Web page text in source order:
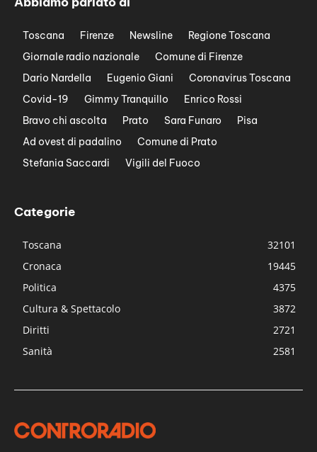
Toscana Firenze Newsline
Regione Toscana
Giornale radio nazionale
Comune di Firenze
Dario Nardella
Eugenio Giani
Coronavirus Toscana
Covid-19
Gimmy Tranquillo
Enrico Rossi
Bravo chi ascolta
Prato Sara Funaro
Pisa
Ad ovest di padalino
Comune di Prato
Stefania Saccardi
Vigili del Fuoco
Categorie
Toscana
32101
Cronaca
19445
Politica
4375
Cultura & Spettacolo
3872
Diritti
2721
Sanità
2581